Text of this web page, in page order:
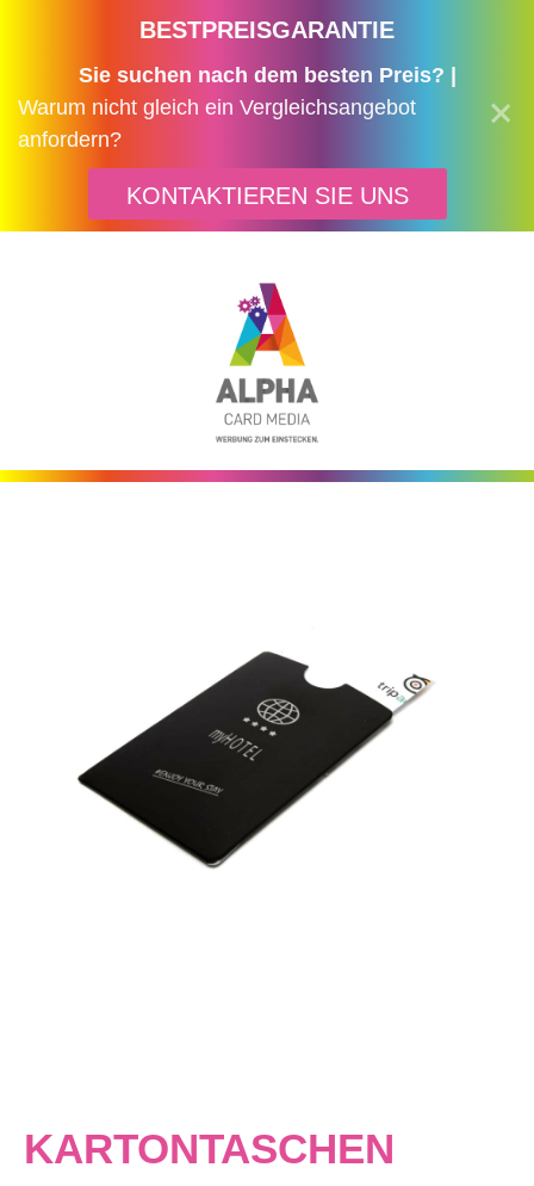
BESTPREISGARANTIE
Sie suchen nach dem besten Preis? |
Warum nicht gleich ein Vergleichsangebot
anfordern?
KONTAKTIEREN SIE UNS
KARTONTASCHEN